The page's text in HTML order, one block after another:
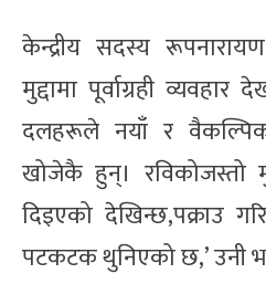
केन्द्रीय सदस्य
मुद्दामा पूर्वाग्रही व्यवहार
दलहरूले नयाँ र
खोजेकै हुन्। रविकोजस्तो
दिइएको देखिन्छ,पक्राउ
पटकटक थुनिएको छ,’ उनी